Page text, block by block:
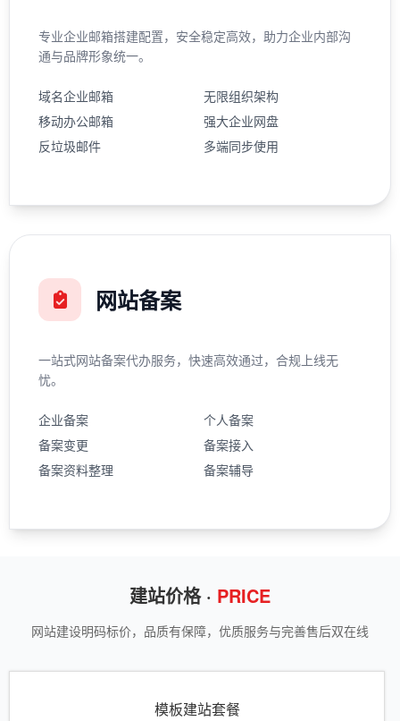
专业企业邮箱搭建配置，安全稳定高效，助力企业内部沟
通与品牌形象统一。
域名企业邮箱
无限组织架构
移动办公邮箱
强大企业网盘
反垃圾邮件
多端同步使用
网站备案
一站式网站备案代办服务，快速高效通过，合规上线无
忧。
企业备案
个人备案
备案变更
备案接入
备案资料整理
备案辅导
建站价格 · PRICE
网站建设明码标价，品质有保障，优质服务与完善售后双在线
模板建站套餐